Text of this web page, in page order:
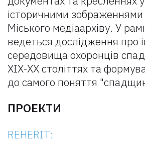
історичними
Міського медіаархіву. У
ведеться дослідження про
середовища охоронців
XIX-XX століттях та
до самого поняття
ПРОЕКТИ
REHERIT: